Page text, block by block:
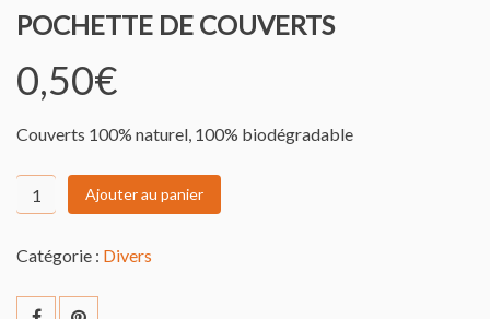
POCHETTE DE COUVERTS
0,50€
Couverts 100% naturel, 100% biodégradable
quantité
de
Pochette
couverts
Ajouter au panier
Catégorie : Divers